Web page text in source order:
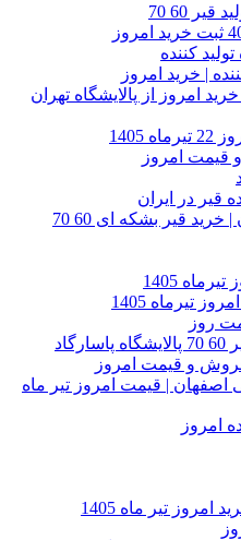
60 70
کننده
| خرید امروز
قیمت امروز
قیر در ایران
پالایشگاه قیر پاسارگاد تهران | خرید قیر بشکه ای 60 70
1405
تیرماه 1405
فروش و قیمت امروز
اصفهان | قیمت امروز تیر ماه
تیر ماه 1405